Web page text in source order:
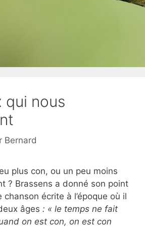
qui nous
Bernard
plus con, ou un peu moins
? Brassens a donné son point
écrite à l’époque où il
âges : « le temps ne fait
on est con, on est con